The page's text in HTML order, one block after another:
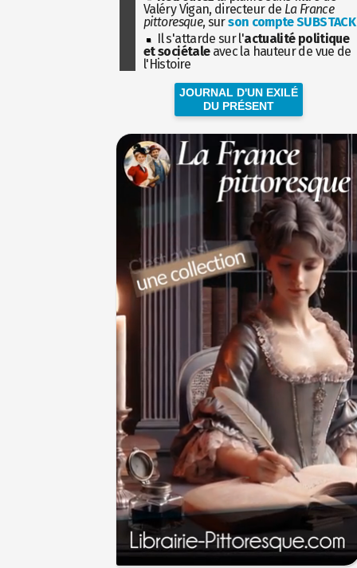
Valéry Vigan, directeur de La France
pittoresque, surson compte SUBSTACK
Il s'attarde sur l'actualité politique
et sociétaleavec la hauteur de vue de
l'Histoire
JOURNAL D'UN EXILÉ
DU PRÉSENT